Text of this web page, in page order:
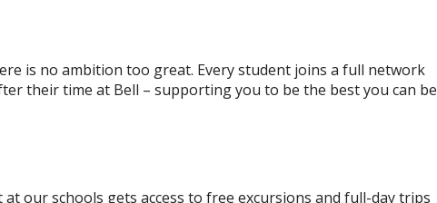
is no ambition too great. Every student joins a full network
their time at Bell – supporting you to be the best you can be
our schools gets access to free excursions and full-day trips